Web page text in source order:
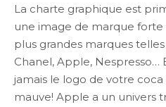
La charte graphique est
une image de marque
plus grandes marques
Chanel, Apple, Nespresso…
jamais le logo de votre
mauve! Apple a un univers